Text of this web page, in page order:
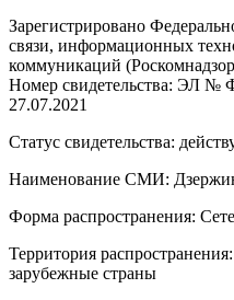
Зарегистрировано
связи, информационных
коммуникаций
Номер свидетельства: ЭЛ №
27.07.2021
Статус свидетельства:
Наименование СМИ:
Форма распространения:
Территория
зарубежные страны